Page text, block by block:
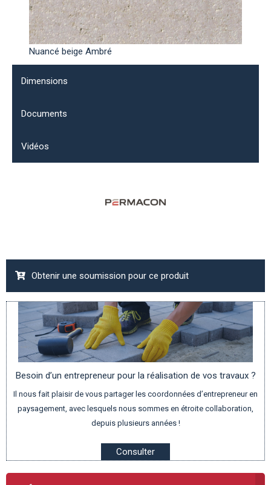
Nuancé beige Ambré
Dimensions
Documents
Vidéos
Obtenir une soumission pour ce produit
Besoin d’un entrepreneur pour la réalisation de vos travaux ?
Il nous fait plaisir de vous partager les coordonnées d’entrepreneur en
paysagement, avec lesquels nous sommes en étroite collaboration,
depuis plusieurs années !
Consulter